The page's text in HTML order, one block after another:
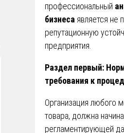
профессиональный
бизнеса является не
репутационную
предприятия.
Раздел первый:
требования к
Организация любого
товара, должна
регламентирующей